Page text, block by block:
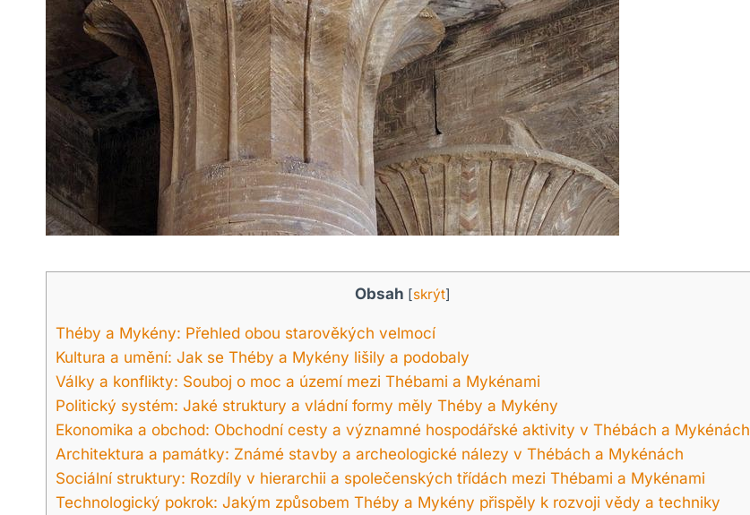
Obsah [skrýt]
Théby a Mykény: Přehled obou starověkých velmocí
Kultura a umění: Jak se Théby a Mykény lišily a podobaly
Války a konflikty: Souboj o moc a území mezi Thébami a Mykénami
Politický systém: Jaké struktury a vládní formy měly Théby a Mykény
Ekonomika a obchod: Obchodní cesty a významné hospodářské aktivity v Thébách a Mykénách
Architektura a památky: Známé stavby a archeologické nálezy v Thébách a Mykénách
Sociální struktury: Rozdíly v hierarchii a společenských třídách mezi Thébami a Mykénami
Technologický pokrok: Jakým způsobem Théby a Mykény přispěly k rozvoji vědy a techniky